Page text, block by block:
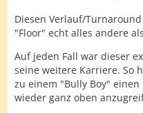
Diesen Verlauf/
"Floor" echt alles andere
Auf jeden Fall war dieser
seine weitere Karriere. So
zu einem "Bully Boy"
wieder ganz oben